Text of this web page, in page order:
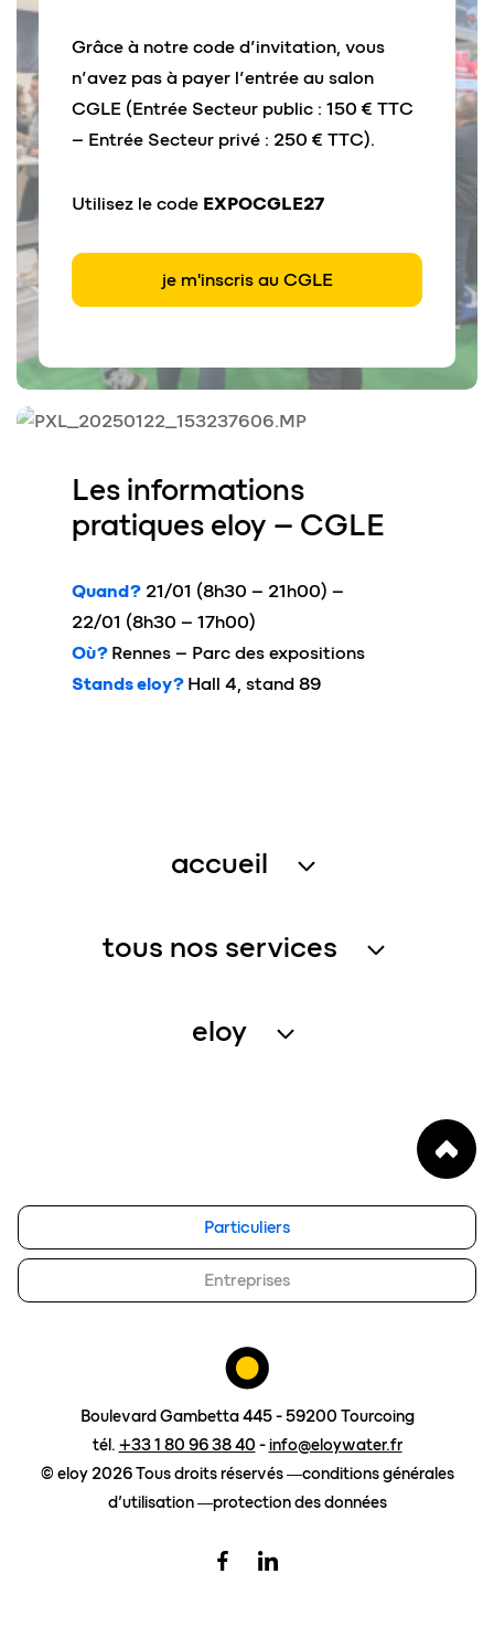
Grâce à notre code d’invitation, vous
n’avez pas à payer l’entrée au salon
CGLE (Entrée Secteur public : 150 € TTC
– Entrée Secteur privé : 250 € TTC).
Utilisez le code EXPOCGLE27
je m'inscris au CGLE
Les informations
pratiques eloy – CGLE
Quand ? 21/01 (8h30 – 21h00) –
22/01 (8h30 – 17h00)
Où ? Rennes – Parc des expositions
Standseloy? Hall 4, stand 89
accueil
récupération de l’eau de pluie
tous nos services
service entretien
eloy
eloy group
travailler chez eloy
demander un devis
Particuliers
Entreprises
Boulevard Gambetta 445 - 59200 Tourcoing
tél. +33 1 80 96 38 40 -info@eloywater.fr
© eloy 2026 Tous droits réservés
conditions générales
d’utilisation
protection des données